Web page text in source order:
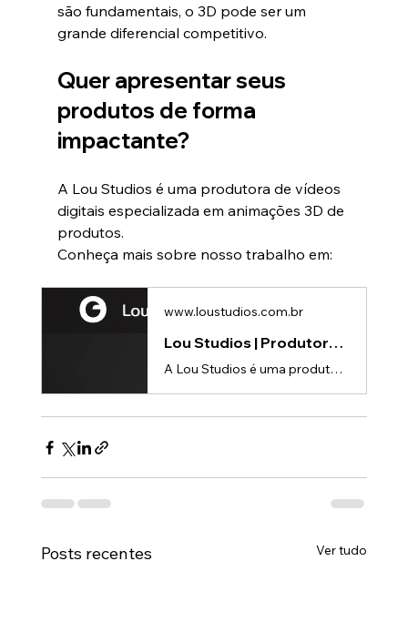
são fundamentais, o 3D pode ser um
grande diferencial competitivo.
Quer apresentar seus
produtos de forma
impactante?
A Lou Studios é uma produtora de vídeos
digitais especializada em animações 3D de
produtos.
Conheça mais sobre nosso trabalho em:
www.loustudios.com.br
Lou Studios | Produtora de vídeos
A Lou Studios é uma produtora de vídeos, especializada em animações 3D para lançamento de produtos.
Posts recentes Ver tudo